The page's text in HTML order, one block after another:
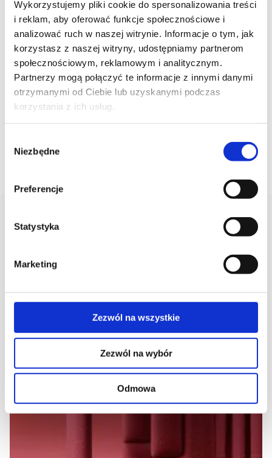
Wykorzystujemy pliki cookie do spersonalizowania treści
i reklam, aby oferować funkcje społecznościowe i
analizować ruch w naszej witrynie. Informacje o tym, jak
korzystasz z naszej witryny, udostępniamy partnerom
społecznościowym, reklamowym i analitycznym.
Partnerzy mogą połączyć te informacje z innymi danymi
otrzymanymi od Ciebie lub uzyskanymi podczas
korzystania z ich usług.
zgody
Niezbędne
Preferencje
Statystyka
Marketing
Zezwól na wszystkie
Zezwól na wybór
Odmowa
Horse Bookend
1 930,00zł
Pierwotna cena wynosiła: 1 930,00 zł.
1 351,00ZŁ
Aktualna cena wynosi: 1 351,00 zł.
DODAJ DO KOSZYKA
Mr James BOSA
DODAJ DO KOSZYKA